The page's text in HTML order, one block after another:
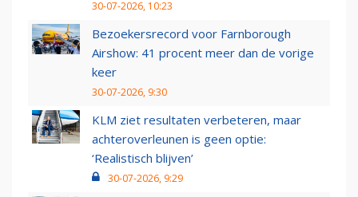
30-07-2026, 10:23
Bezoekersrecord voor Farnborough
Airshow: 41 procent meer dan de vorige
keer
30-07-2026, 9:30
KLM ziet resultaten verbeteren, maar
achteroverleunen is geen optie:
‘Realistisch blijven’
30-07-2026, 9:29